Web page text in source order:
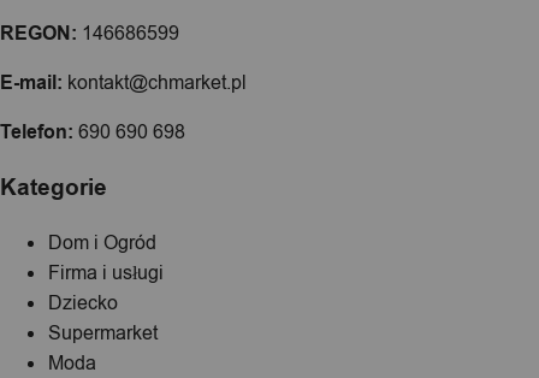
REGON: 146686599
E-mail: kontakt@chmarket.pl
Telefon: 690 690 698
Kategorie
Dom i Ogród
Firma i usługi
Dziecko
Supermarket
Moda